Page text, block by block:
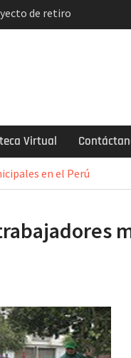
de retiro
Virtual
en el Perú